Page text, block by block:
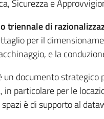
Sicurezza e
triennale di
per il
e la
un documento
particolare per le
è di supporto al